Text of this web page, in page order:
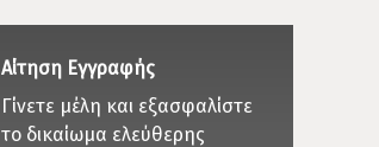
Αίτηση Εγγραφής
Γίνετε μέλη και εξασφαλίστε
το δικαίωμα ελεύθερης